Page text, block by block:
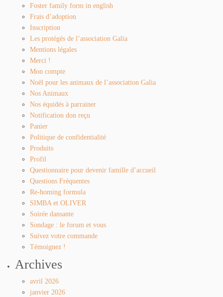
Foster family form in english
Frais d’adoption
Inscription
Les protégés de l’association Galia
Mentions légales
Merci !
Mon compte
Noël pour les animaux de l’association Galia
Nos Animaux
Nos équidés à parrainer
Notification don reçu
Panier
Politique de confidentialité
Produits
Profil
Questionnaire pour devenir famille d’accueil
Questions Fréquentes
Re-homing formula
SIMBA et OLIVER
Soirée dansante
Sondage : le forum et vous
Suivez votre commande
Témoignez !
Archives
avril 2026
janvier 2026